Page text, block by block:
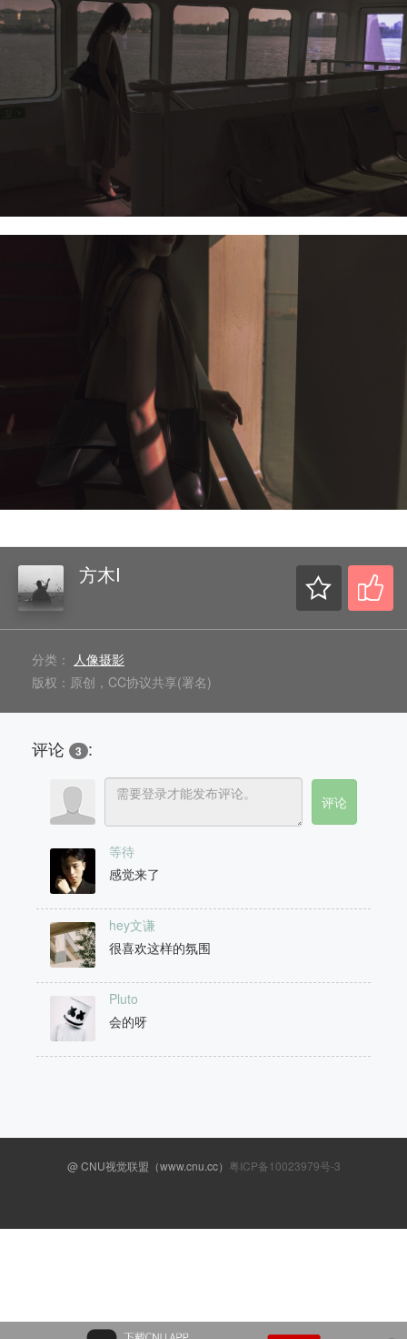
方木I
分类：
人像摄影
版权：原创，CC协议共享(署名)
评论 3 :
等待
感觉来了
hey文谦
很喜欢这样的氛围
Pluto
会的呀
@ CNU视觉联盟（www.cnu.cc） 粤ICP备10023979号-3